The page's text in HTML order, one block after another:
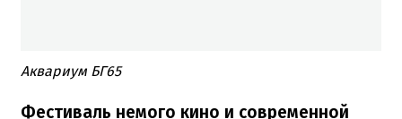
Аквариум БГ65
Фестиваль немого кино и современной